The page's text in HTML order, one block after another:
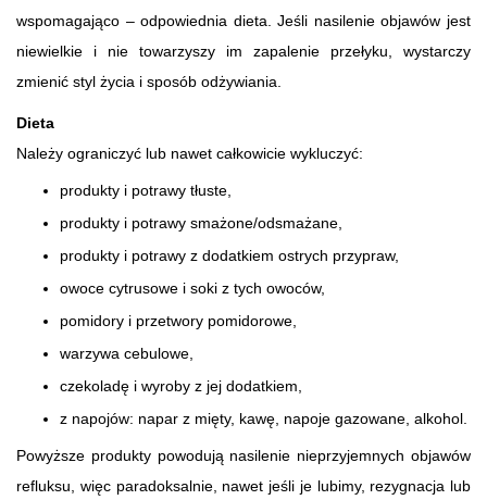
wspomagająco – odpowiednia dieta. Jeśli nasilenie objawów jest
niewielkie i nie towarzyszy im zapalenie przełyku, wystarczy
zmienić styl życia i sposób odżywiania.
Dieta
Należy ograniczyć lub nawet całkowicie wykluczyć:
produkty i potrawy tłuste,
produkty i potrawy smażone/odsmażane,
produkty i potrawy z dodatkiem ostrych przypraw,
owoce cytrusowe i soki z tych owoców,
pomidory i przetwory pomidorowe,
warzywa cebulowe,
czekoladę i wyroby z jej dodatkiem,
z napojów: napar z mięty, kawę, napoje gazowane, alkohol.
Powyższe produkty powodują nasilenie nieprzyjemnych objawów
refluksu, więc paradoksalnie, nawet jeśli je lubimy, rezygnacja lub